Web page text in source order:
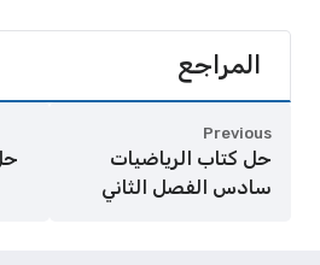
المراجع
Previous
حل كتاب الرياضيات
سادس الفصل الثاني